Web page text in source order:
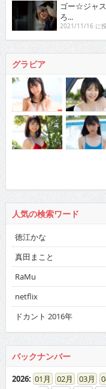
ゴー☆ジャ
ろ...
2021/11/16 に
グラビア
人気の検索ワード
徳江かな
真田まこと
RaMu
netflix
ドカント 2016年
バックナンバー
2026: 01 02 03